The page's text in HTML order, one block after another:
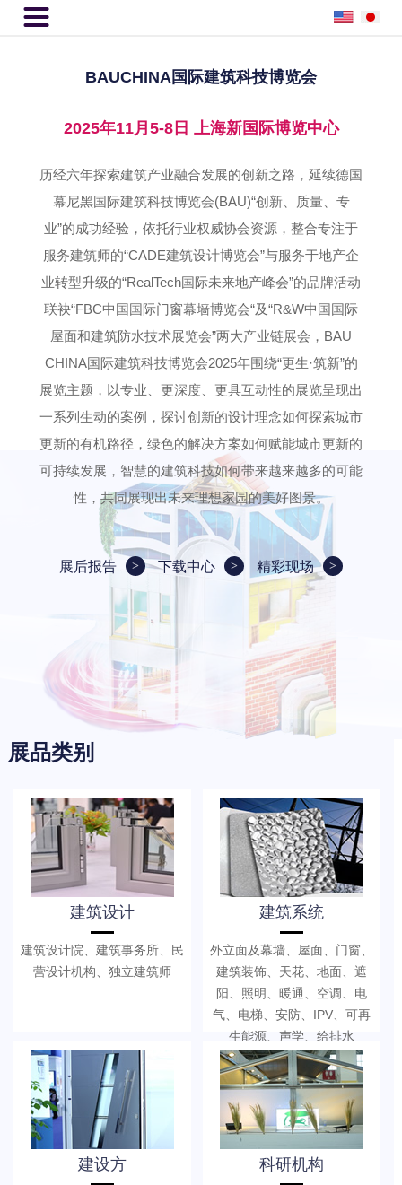

BAUCHINA国际建筑科技博览会
2025年11月5-8日 上海新国际博览中心
历经六年探索建筑产业融合发展的创新之路，延续德国
幕尼黑国际建筑科技博览会(BAU)“创新、质量、专
业”的成功经验，依托行业权威协会资源，整合专注于
服务建筑师的“CADE建筑设计博览会”与服务于地产企
业转型升级的“RealTech国际未来地产峰会”的品牌活动
联袂“FBC中国国际门窗幕墙博览会“及“R&W中国国际
屋面和建筑防水技术展览会”两大产业链展会，BAU
CHINA国际建筑科技博览会2025年围绕“更生·筑新”的
展览主题，以专业、更深度、更具互动性的展览呈现出
一系列生动的案例，探讨创新的设计理念如何探索城市
更新的有机路径，绿色的解决方案如何赋能城市更新的
可持续发展，智慧的建筑科技如何带来越来越多的可能
性，共同展现出未来理想家园的美好图景。
展后报告 下载中心 精彩现场
展品类别
建筑设计
建筑设计院、建筑事务所、民
营设计机构、独立建筑师
建筑系统
外立面及幕墙、屋面、门窗、
建筑装饰、天花、地面、遮
阳、照明、暖通、空调、电
气、电梯、安防、IPV、可再
生能源、声学、给排水
建设方 科研机构